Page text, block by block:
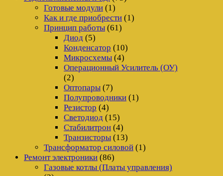
Готовые модули (1)
Как и где приобрести (1)
Принцип работы (61)
Диод (5)
Конденсатор (10)
Микросхемы (4)
Операционный Усилитель (ОУ)
(2)
Оптопары (7)
Полупроводники (1)
Резистор (4)
Светодиод (15)
Стабилитрон (4)
Транзисторы (13)
Трансформатор силовой (1)
Ремонт электроники (86)
Газовые котлы (Платы управления)